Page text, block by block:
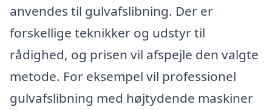
anvendes til gulvafslibning. Der er
forskellige teknikker og udstyr til
rådighed, og prisen vil afspejle den valgte
metode. For eksempel vil professionel
gulvafslibning med højtydende maskiner